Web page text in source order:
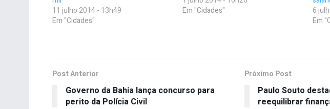
11 julho 2014 - 13h49
Em "Cidades"
Em "Cidades"
6
Em
Post Anterior
Governo da Bahia lança concurso para
perito da Polícia Civil
Próximo Post
Paulo Souto
reequilibrar